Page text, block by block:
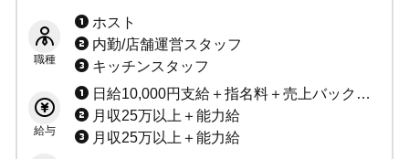
☆体験入店制度/見学制度あり◎安心のグループ
企業！真面目にホストクラブを経営していま
す！
職種
ホスト
内勤/店舗運営スタッフ
キッチンスタッフ
給与
日給10,000円支給＋指名料＋売上バック＋賞金 ◆トータル最高小計102％
月収25万以上＋能力給
月収25万以上＋能力給